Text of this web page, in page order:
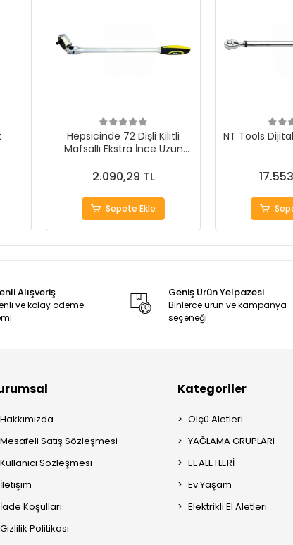
Hepsicinde 72 Dişli Kilitli
Mafsallı Ekstra İnce Uzun
2.090,29 TL
Sepete Ekle
NT Tools
Alışveriş
ve kolay ödeme
Geniş Ürün Yelpazesi
Binlerce ürün ve kampanya
seçeneği
Hakkımızda
Mesafeli Satış Sözleşmesi
Kullanıcı Sözleşmesi
İletişim
İade Koşulları
Gizlilik Politikası
Kategoriler
Ölçü Aletleri
YAĞLAMA GRUPLARI
EL ALETLERİ
Ev Yaşam
Elektrikli El Aletleri